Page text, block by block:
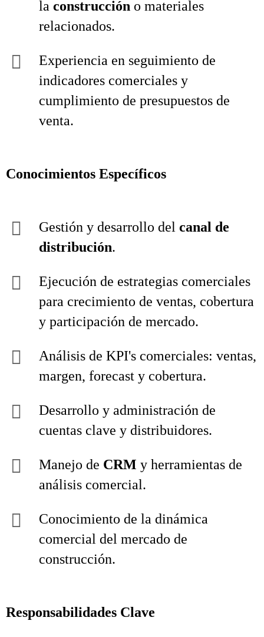
la construcción o materiales
relacionados.
Experiencia en seguimiento de
indicadores comerciales y
cumplimiento de presupuestos de
venta.
Conocimientos Específicos
Gestión y desarrollo del canal de
distribución.
Ejecución de estrategias comerciales
para crecimiento de ventas, cobertura
y participación de mercado.
Análisis de KPI's comerciales: ventas,
margen, forecast y cobertura.
Desarrollo y administración de
cuentas clave y distribuidores.
Manejo de CRM y herramientas de
análisis comercial.
Conocimiento de la dinámica
comercial del mercado de
construcción.
Responsabilidades Clave